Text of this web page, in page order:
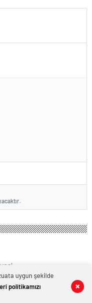
uygun şekilde
politikamızı